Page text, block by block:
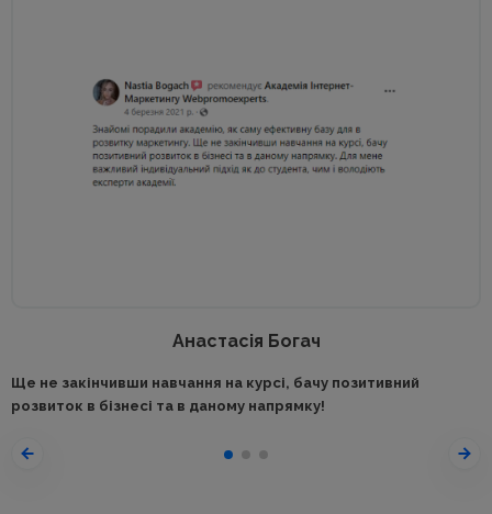
Анастасія Богач
Ще не закінчивши навчання на курсі, бачу позитивний
розвиток в бізнесі та в даному напрямку!